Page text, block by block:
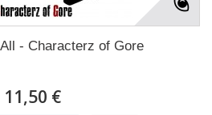
- Characterz of Gore
11,50 €